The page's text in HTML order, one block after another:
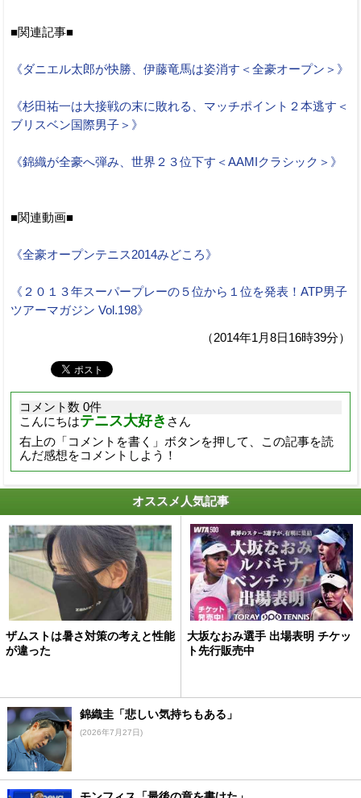
■関連記事■
《ダニエル太郎が快勝、伊藤竜馬は姿消す＜全豪オープン＞》
《杉田祐一は大接戦の末に敗れる、マッチポイント２本逃す＜
ブリスベン国際男子＞》
《錦織が全豪へ弾み、世界２３位下す＜AAMIクラシック＞》
■関連動画■
《全豪オープンテニス2014みどころ》
《２０１３年スーパープレーの５位から１位を発表！ATP男子
ツアーマガジン Vol.198》
（2014年1月8日16時39分）
コメント数 0件
こんにちはテニス大好き さん
右上の「コメントを書く」ボタンを押して、この記事を読
んだ感想をコメントしよう！
オススメ人気記事
ザムストは暑さ対策の考えと性能
が違った
大坂なおみ選手 出場表明 チケッ
ト先行販売中
錦織圭「悲しい気持ちもある」
(2026年7月27日)